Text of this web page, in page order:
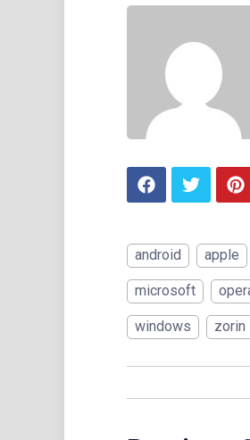
android apple
microsoft
windows zorin